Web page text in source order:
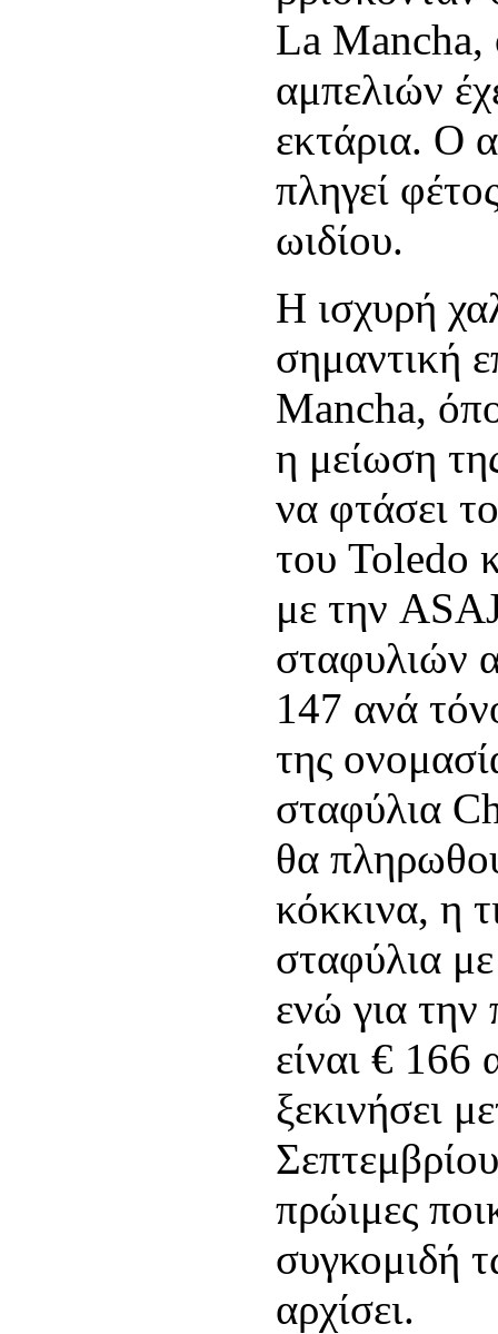
La Mancha,
αμπελιών
εκτάρια. Ο
πληγεί
ωιδίου.
Η ισχυρή
σημαντική
Mancha,
η μείωση
να φτάσει
του Toledo
με την
σταφυλιών
147 ανά
της
σταφύλια
θα
κόκκινα, η
σταφύλια
ενώ για
είναι €
ξεκινήσει
πρώιμες
συγκομιδή
αρχίσει.